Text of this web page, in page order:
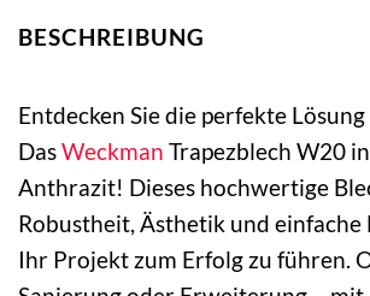
BESCHREIBUNG
Entdecken Sie die perfekte
DasWeckman Trapezblech W20
Anthrazit! Dieses hochwertige
Robustheit, Ästhetik und einfache
Ihr Projekt zum Erfolg zu führen.